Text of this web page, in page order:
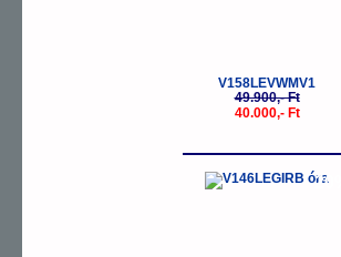
V158LEVWMV1
49.900,- Ft
40.000,- Ft
-20%